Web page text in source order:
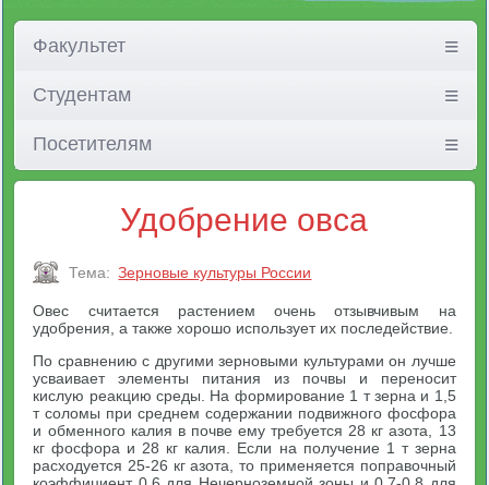
Факультет
Студентам
Посетителям
Удобрение овса
Тема: Зерновые культуры России
Овес считается растением очень отзывчивым на
удобрения, а также хорошо использует их последействие.
По сравнению с другими зерновыми культурами он лучше
усваивает элементы питания из почвы и переносит
кислую реакцию среды. На формирование 1 т зерна и 1,5
т соломы при среднем содержании подвижного фосфора
и обменного калия в почве ему требуется 28 кг азота, 13
кг фосфора и 28 кг калия. Если на получение 1 т зерна
расходуется 25-26 кг азота, то применяется поправочный